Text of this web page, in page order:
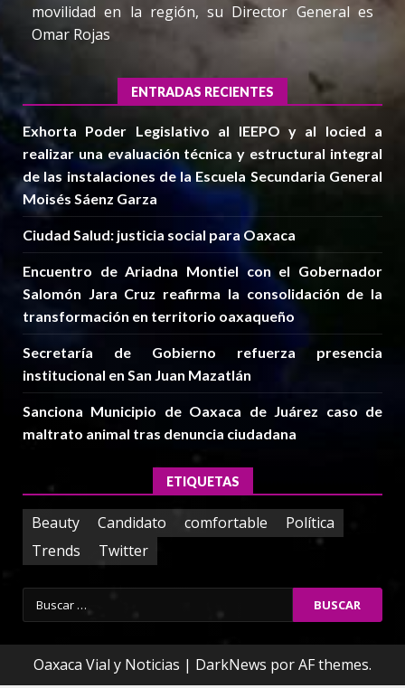
movilidad en la región, su Director General es
Omar Rojas
ENTRADAS RECIENTES
Exhorta Poder Legislativo al IEEPO y al Iocied a
realizar una evaluación técnica y estructural integral
de las instalaciones de la Escuela Secundaria General
Moisés Sáenz Garza
Ciudad Salud: justicia social para Oaxaca
Encuentro de Ariadna Montiel con el Gobernador
Salomón Jara Cruz reafirma la consolidación de la
transformación en territorio oaxaqueño
Secretaría de Gobierno refuerza presencia
institucional en San Juan Mazatlán
Sanciona Municipio de Oaxaca de Juárez caso de
maltrato animal tras denuncia ciudadana
ETIQUETAS
Beauty Candidato comfortable
Política
Trends
Twitter
Buscar:
Oaxaca Vial y Noticias | DarkNews por AF themes.